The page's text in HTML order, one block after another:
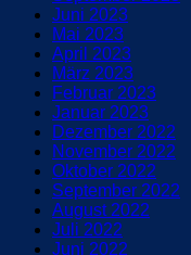
Juni 2023
Mai 2023
April 2023
März 2023
Februar 2023
Januar 2023
Dezember 2022
November 2022
Oktober 2022
September 2022
August 2022
Juli 2022
Juni 2022